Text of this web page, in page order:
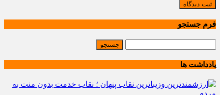
ثبت دیدگاه
فرم جستجو
یادداشت ها